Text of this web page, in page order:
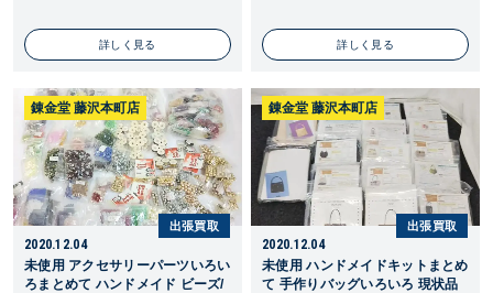
詳しく見る 詳しく見る
錬金堂 藤沢本町店
出張買取
2020.12.04
未使用 アクセサリーパーツいろい
ろまとめて ハンドメイド ビーズ/
錬金堂 藤沢本町店
出張買取
2020.12.04
未使用 ハンドメイドキットまとめ
て 手作りバッグいろいろ 現状品